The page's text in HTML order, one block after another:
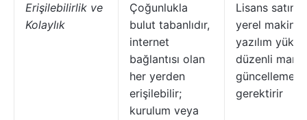
Erişilebilirlik ve
Kolaylık
Çoğunlukla
bulut tabanlıdır,
internet
bağlantısı olan
her yerden
erişilebilir;
kurulum veya
Lisans satın
yerel
yazılım
düzenli
güncellemeler
gerektirir